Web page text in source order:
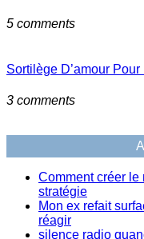
5 comments
Sortilège D’amour
3 comments
Comment créer le
stratégie
Mon ex refait
réagir
silence radio